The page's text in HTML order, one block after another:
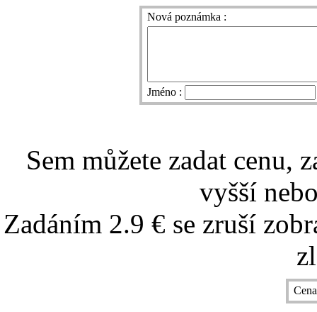
Nová poznámka :
Jméno :
Sem můžete zadat cenu,
vyšší
Zadáním 2.9 € se zruší